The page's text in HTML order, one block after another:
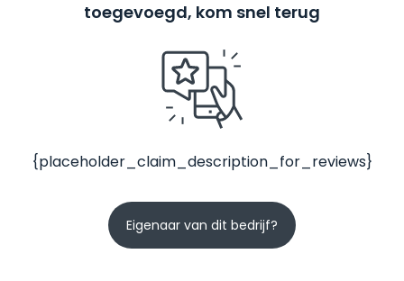
toegevoegd, kom snel terug
{placeholder_claim_description_for_reviews}
Eigenaar van dit bedrijf?